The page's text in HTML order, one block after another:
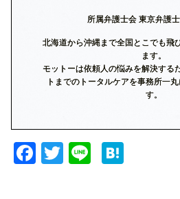
所属弁護士会 東京弁護士
北海道から沖縄まで全国とこでも飛
ます。
モットーは依頼人の悩みを解決する
トまでのトータルケアを事務所一
す。
F
a
T
w
Li
n